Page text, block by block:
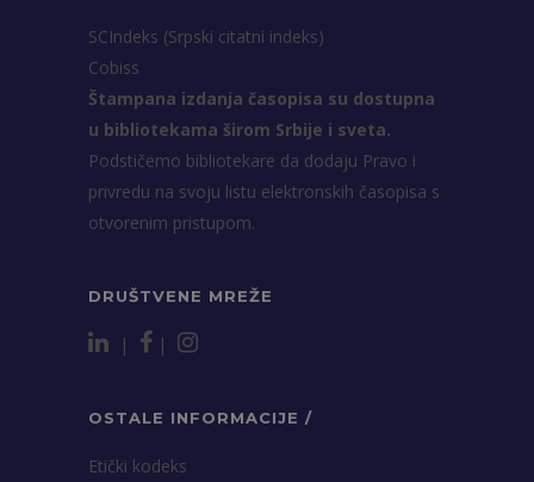
SCIndeks (Srpski citatni indeks)
Cobiss
Štampana izdanja časopisa su dostupna
u bibliotekama širom Srbije i sveta.
Podstičemo bibliotekare da dodaju Pravo i
privredu na svoju listu elektronskih časopisa s
otvorenim pristupom.
DRUŠTVENE MREŽE
| |
OSTALE INFORMACIJE /
Etički kodeks